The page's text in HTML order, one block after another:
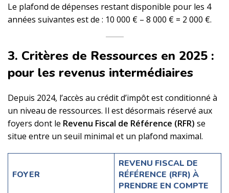
Le plafond de dépenses restant disponible pour les 4
années suivantes est de : 10 000 € – 8 000 € = 2 000 €.
3. Critères de Ressources en 2025 :
pour les revenus intermédiaires
Depuis 2024, l’accès au crédit d’impôt est conditionné à
un niveau de ressources. Il est désormais réservé aux
foyers dont le Revenu Fiscal de Référence (RFR) se
situe entre un seuil minimal et un plafond maximal.
FOYER
REVENU FISCAL DE
RÉFÉRENCE (RFR) À
PRENDRE EN COMPTE